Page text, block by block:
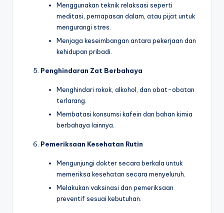
Menggunakan teknik relaksasi seperti
meditasi, pernapasan dalam, atau pijat untuk
mengurangi stres.
Menjaga keseimbangan antara pekerjaan dan
kehidupan pribadi.
Penghindaran Zat Berbahaya
Menghindari rokok, alkohol, dan obat-obatan
terlarang.
Membatasi konsumsi kafein dan bahan kimia
berbahaya lainnya.
Pemeriksaan Kesehatan Rutin
Mengunjungi dokter secara berkala untuk
memeriksa kesehatan secara menyeluruh.
Melakukan vaksinasi dan pemeriksaan
preventif sesuai kebutuhan.